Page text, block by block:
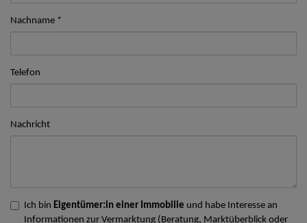
Nachname
Telefon
Nachricht
Ich bin Eigentümer:in einer Immobilie und habe Interesse an
Informationen zur Vermarktung (Beratung, Marktüberblick oder